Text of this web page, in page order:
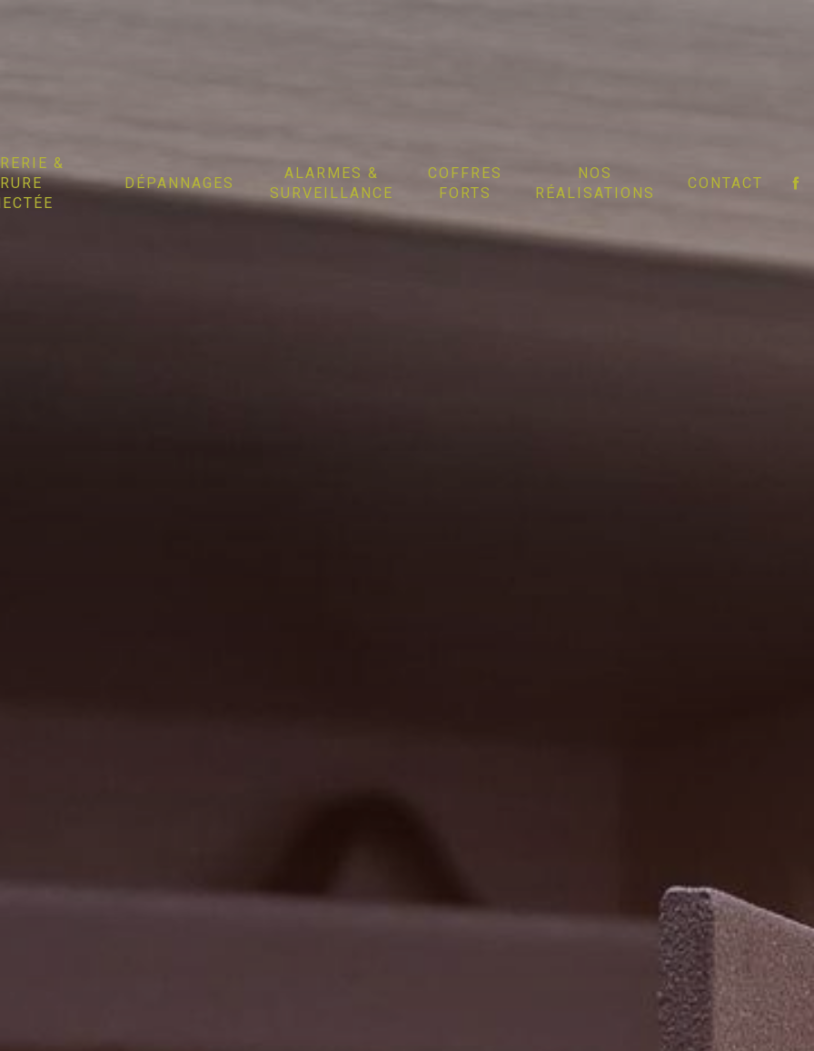
&
DÉPANNAGES
ALARMES &
SURVEILLANCE
COFFRES
FORTS
NOS
RÉALISATIONS
CONTACT